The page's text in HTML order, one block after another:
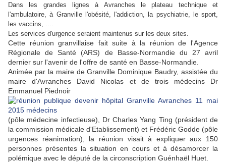
Dans les grandes lignes à Avranches le plateau technique et
l'ambulatoire, à Granville l'obésité, l'addiction, la psychiatrie, le sport,
les vaccins, ....
Les services d'urgence seraient maintenus sur les deux sites.
Cette réunion granvillaise fait suite à la réunion de l'Agence
Régionale de Santé (ARS) de Basse-Normandie du 27 avril
dernier sur l'avenir de l'offre de santé en Basse-Normandie.
Animée par la maire de Granville Dominique Baudry, assistée du
maire d'Avranches David Nicolas et de trois médecins Dr
Emmanuel Piednoir
(pôle médecine infectieuse), Dr Charles Yang Ting (président de
la commission médicale d'Etablissement) et Frédéric Godde (pôle
urgences réanimation), la réunion visait à expliquer aux 150
personnes présentes la situation en cours et à désamorcer la
polémique avec le député de la circonscription Guénhaël Huet.